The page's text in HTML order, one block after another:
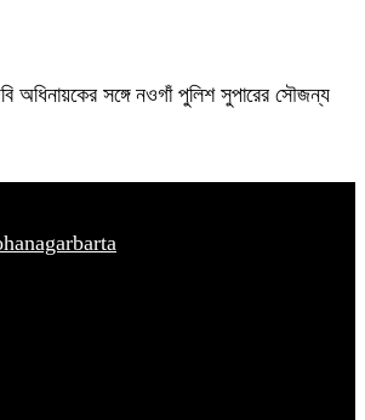
অধিনায়কের সঙ্গে নওগাঁ পুলিশ সুপারের সৌজন্য